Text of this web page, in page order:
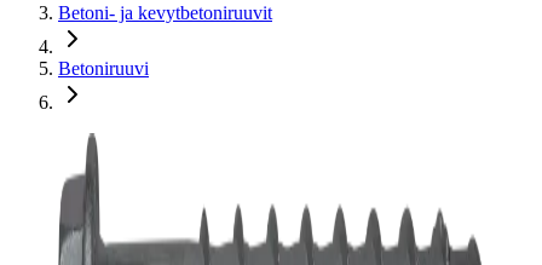
Betoni- ja kevytbetoniruuvit
Betoniruuvi